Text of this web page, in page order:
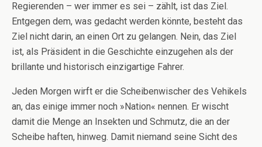
Regierenden – wer immer es sei – zählt, ist das Ziel.
Entgegen dem, was gedacht werden könnte, besteht das
Ziel nicht darin, an einen Ort zu gelangen. Nein, das Ziel
ist, als Präsident in die Geschichte einzugehen als der
brillante und historisch einzigartige Fahrer.
Jeden Morgen wirft er die Scheibenwischer des Vehikels
an, das einige immer noch »Nation« nennen. Er wischt
damit die Menge an Insekten und Schmutz, die an der
Scheibe haften, hinweg. Damit niemand seine Sicht des